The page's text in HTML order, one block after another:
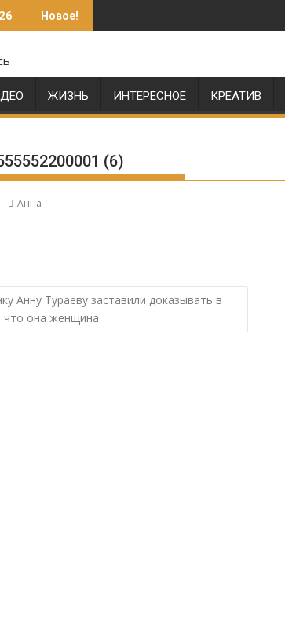
Новое!
ЖИЗНЬ ИНТЕРЕСНОЕ КРЕАТИВ
(6)
Анна
Анну Тураеву заставили доказывать в
что она женщина